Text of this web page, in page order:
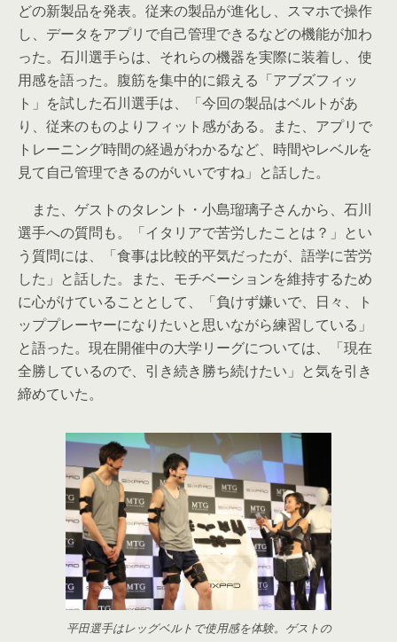
どの新製品を発表。従来の製品が進化し、スマホで操作
し、データをアプリで自己管理できるなどの機能が加わ
った。石川選手らは、それらの機器を実際に装着し、使
用感を語った。腹筋を集中的に鍛える「アブズフィッ
ト」を試した石川選手は、「今回の製品はベルトがあ
り、従来のものよりフィット感がある。また、アプリで
トレーニング時間の経過がわかるなど、時間やレベルを
見て自己管理できるのがいいですね」と話した。
また、ゲストのタレント・小島瑠璃子さんから、石川
選手への質問も。「イタリアで苦労したことは？」とい
う質問には、「食事は比較的平気だったが、語学に苦労
した」と話した。また、モチベーションを維持するため
に心がけていることとして、「負けず嫌いで、日々、ト
ッププレーヤーになりたいと思いながら練習している」
と語った。現在開催中の大学リーグについては、「現在
全勝しているので、引き続き勝ち続けたい」と気を引き
締めていた。
平田選手はレッグベルトで使用感を体験。ゲストの